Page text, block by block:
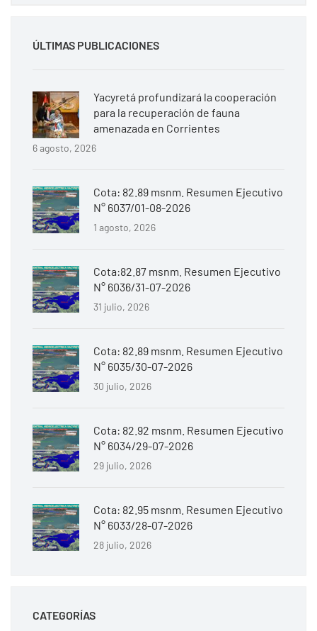
ÚLTIMAS PUBLICACIONES
Yacyretá profundizará la cooperación
para la recuperación de fauna
amenazada en Corrientes
6 agosto, 2026
Cota: 82.89 msnm. Resumen Ejecutivo
N° 6037/01-08-2026
1 agosto, 2026
Cota:82.87 msnm. Resumen Ejecutivo
N° 6036/31-07-2026
31 julio, 2026
Cota: 82.89 msnm. Resumen Ejecutivo
N° 6035/30-07-2026
30 julio, 2026
Cota: 82.92 msnm. Resumen Ejecutivo
N° 6034/29-07-2026
29 julio, 2026
Cota: 82.95 msnm. Resumen Ejecutivo
N° 6033/28-07-2026
28 julio, 2026
CATEGORÍAS